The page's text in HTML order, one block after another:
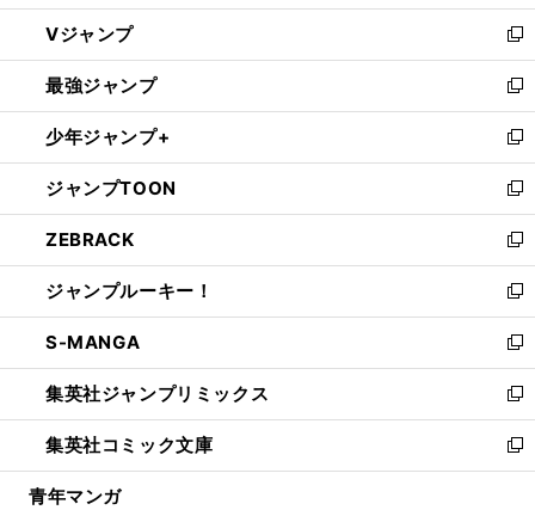
ウ
ィ
ン
ド
ウ
で
開
く
し
い
ウ
ィ
ン
ド
ウ
で
開
く
Vジャンプ
新
し
い
ウ
ィ
ン
ド
ウ
で
開
く
最強ジャンプ
新
し
い
ウ
ィ
ン
ド
ウ
で
開
く
少年ジャンプ+
新
し
い
ウ
ィ
ン
ド
ウ
で
開
く
ジャンプTOON
新
し
い
ウ
ィ
ン
ド
ウ
で
開
く
ZEBRACK
新
し
い
ウ
ィ
ン
ド
ウ
で
開
ジャンプルーキー！
新
し
い
ウ
ィ
ン
ド
ウ
S-MANGA
新
し
い
ウ
ィ
ン
集英社ジャンプリミックス
新
し
い
ウ
集英社コミック文庫
新
し
青年マンガ